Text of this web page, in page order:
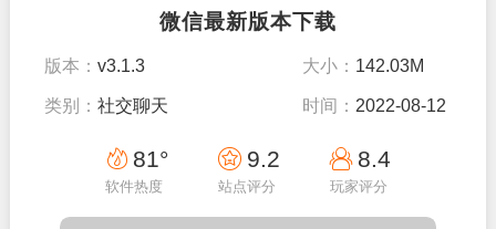
微信最新版本下载
版本：v3.1.3 大小： 142.03M
类别：社交聊天 时间： 2022-08-12
09:16:10
81°
软件热度
9.2
站点评分
8.4
玩家评分